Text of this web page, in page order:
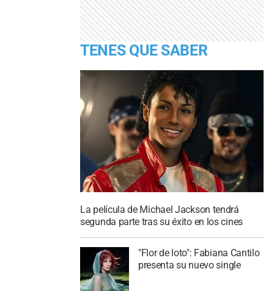
TENES QUE SABER
La película de Michael Jackson tendrá
segunda parte tras su éxito en los cines
"Flor de loto": Fabiana Cantilo
presenta su nuevo single